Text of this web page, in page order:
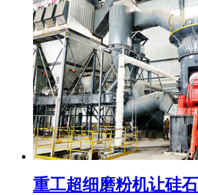
重工超细磨粉机让硅